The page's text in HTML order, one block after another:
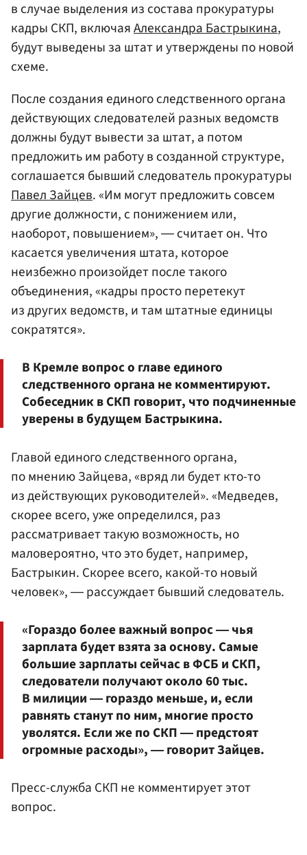
в случае выделения из состава прокуратуры
кадры СКП, включаяАлександра Бастрыкина,
будут выведены за штат и утверждены по новой
схеме.
После создания единого следственного органа
действующих следователей разных ведомств
должны будут вывести за штат, а потом
предложить им работу в созданной структуре,
соглашается бывший следователь прокуратуры
Павел Зайцев. «Им могут предложить совсем
другие должности, с понижением или,
наоборот, повышением», ― считает он. Что
касается увеличения штата, которое
неизбежно произойдет после такого
объединения, «кадры просто перетекут
из других ведомств, и там штатные единицы
сократятся».
В Кремле вопрос о главе единого
следственного органа не комментируют.
Собеседник в СКП говорит, что подчиненные
уверены в будущем Бастрыкина.
Главой единого следственного органа,
по мнению Зайцева, «вряд ли будет кто-то
из действующих руководителей». «Медведев,
скорее всего, уже определился, раз
рассматривает такую возможность, но
маловероятно, что это будет, например,
Бастрыкин. Скорее всего, какой-то новый
человек», ― рассуждает бывший следователь.
«Гораздо более важный вопрос ― чья
зарплата будет взята за основу. Самые
большие зарплаты сейчас в ФСБ и СКП,
следователи получают около 60 тыс.
В милиции ― гораздо меньше, и, если
равнять станут по ним, многие просто
уволятся. Если же по СКП ― предстоят
огромные расходы», ― говорит Зайцев.
Пресс-служба СКП не комментирует этот
вопрос.